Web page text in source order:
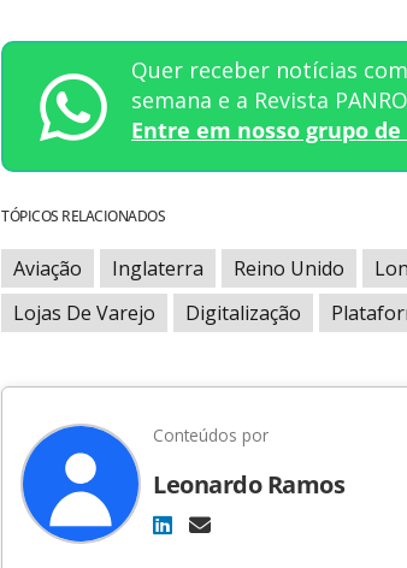
Quer receber notícias
semana e a Revista
Entre em nosso grupo de
TÓPICOS RELACIONADOS
Aviação Inglaterra Reino Unido
Lojas De Varejo
Digitalização
Conteúdos por
Leonardo Ramos